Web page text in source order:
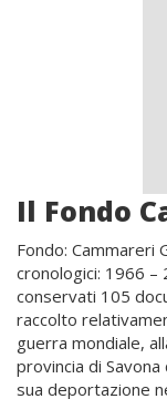
Il Fondo
Fondo:
cronologici: 1966 –
conservati 105
raccolto
guerra mondiale,
provincia di
sua deportazione